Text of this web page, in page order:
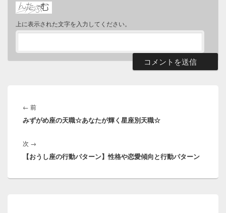
上に表示された文字を入力してください。
稿
ナ
ゲ
ー
シ
← 前前
の
みずがめ座の天職☆あなたが輝く星座別天職☆
次 →
の
稿:
【おうし座の行動パターン】性格や恋愛傾向と行動パターン